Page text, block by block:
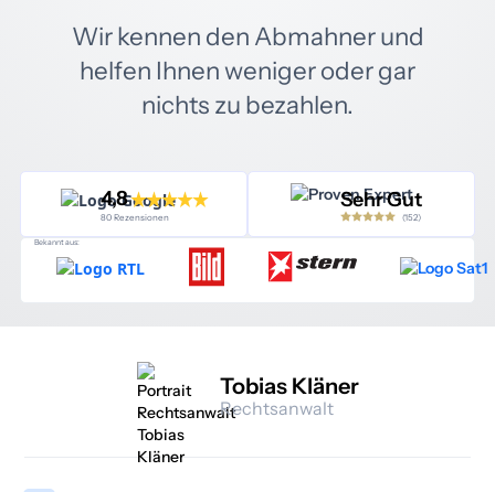
Wir kennen den Abmahner und
helfen Ihnen weniger oder gar
nichts zu bezahlen.
4,8
80 Rezensionen
Sehr Gut
(152)
Bekannt aus:
Tobias Kläner
Rechtsanwalt